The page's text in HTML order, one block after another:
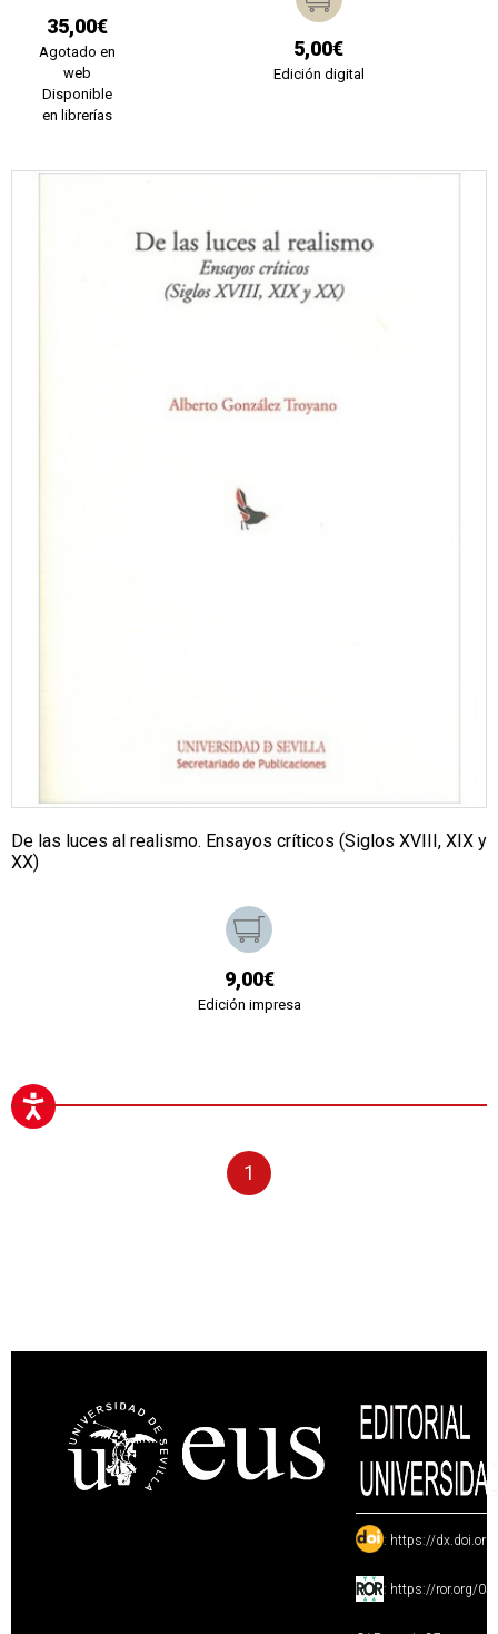
35,00€
Agotado en
web
Disponible
en librerías
5,00€
Edición digital
De las luces al realismo. Ensayos críticos (Siglos XVIII, XIX y
XX)
9,00€
Edición impresa
1
: https://
: https://ror.org/